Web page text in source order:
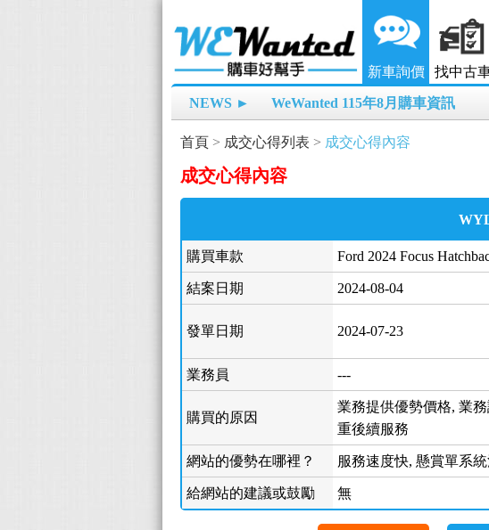
新車詢價 找中古
NEWS ► WeWanted 115年8月購車資訊
首頁 > 成交心得列表 > 成交心得內容
成交心得內容
購買車款 Ford 2024 Focus
結案日期 2024-08-04
發單日期 2024-07-23
業務員 ---
購買的原因
業務提供優勢價格, 業
重後續服務
網站的優勢在哪裡？ 服務速度快, 懸賞單系
給網站的建議或鼓勵 無